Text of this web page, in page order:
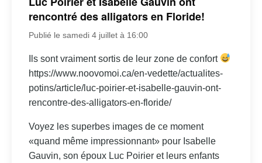
rencontré des alligators en Floride!
Publié le samedi 4 juillet à 16:00
Ils sont vraiment sortis de leur zone de confort
https://www.noovomoi.ca/en-vedette/actualites-
potins/article/luc-poirier-et-isabelle-gauvin-ont-
rencontre-des-alligators-en-floride/
Voyez les superbes images de ce moment
«quand même impressionnant» pour Isabelle
Gauvin, son époux Luc Poirier et leurs enfants